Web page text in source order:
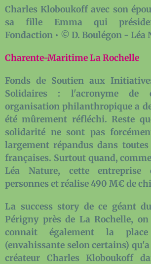
Charles Kloboukoff avec son
sa fille Emma qui
Fondaction • © D. Boulégon - Léa
Charente-MaritimeLa Rochelle
Fonds de Soutien aux
Solidaires : l'acronyme de
organisation philanthropique a
été mûrement réfléchi. Reste
solidarité ne sont pas
largement répandus dans
françaises. Surtout quand,
Léa Nature, cette entreprise
personnes et réalise 490 M€ de
La success story de ce géant
Périgny près de La Rochelle,
connait également la place
(envahissante selon certains)
créateur Charles Kloboukoff